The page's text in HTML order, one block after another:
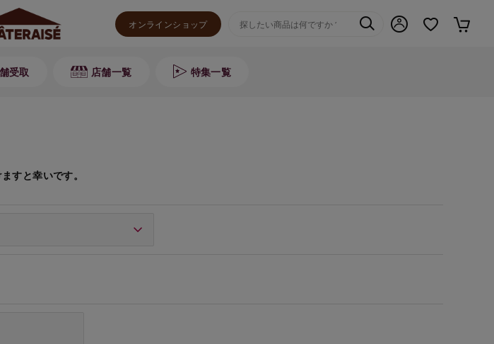
オンラインショップ
受取 店舗一覧 特集一覧
すと幸いです。